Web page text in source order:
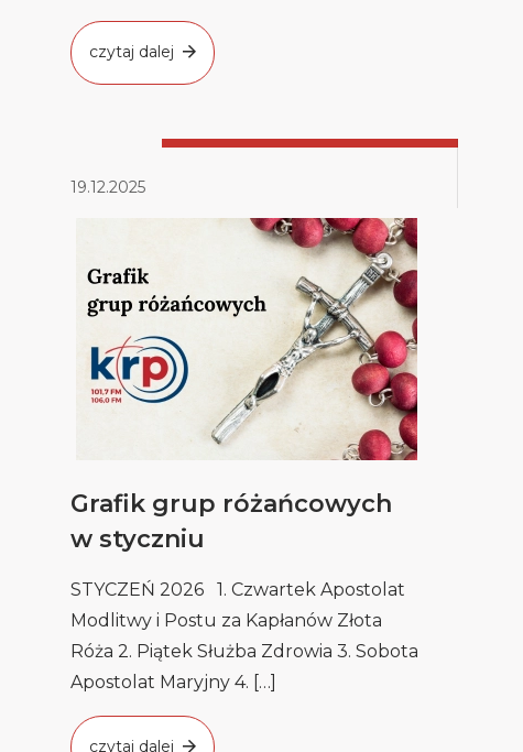
Przyjaciół KRP TUTAJ
czytaj dalej
19.12.2025
Grafik grup różańcowych
w styczniu
STYCZEŃ 2026 1. Czwartek Apostolat
Modlitwy i Postu za Kapłanów Złota
Róża 2. Piątek Służba Zdrowia 3. Sobota
Apostolat Maryjny 4. […]
czytaj dalej